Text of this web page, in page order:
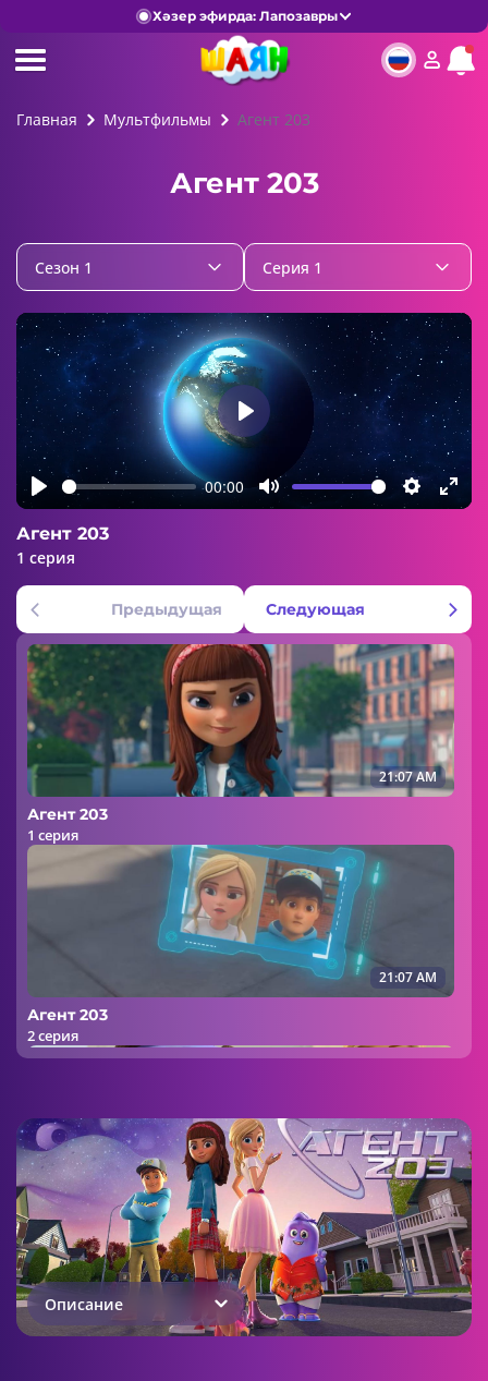
Хәзер эфирда: Лапозавры
Главная Мультфильмы Агент 203
Агент 203
Сезон 1 Серия 1
Play
00:00
Mute Settings
Play
Агент 203
1 серия
Предыдущая Следующая
21:07 AM
Агент 203
1 серия
21:07 AM
Агент 203
2 серия
21:07 AM
Агент 203
3 серия
Описание